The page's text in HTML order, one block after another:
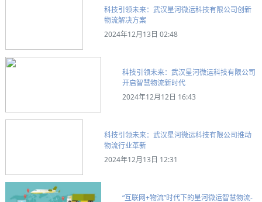
科技引领未来：武汉星河微运科技有限公司创新
物流解决方案
2024年12月13日 02:48
科技引领未来：武汉星河微运科技有限公司
开启智慧物流新时代
2024年12月12日 16:43
科技引领未来：武汉星河微运科技有限公司推动
物流行业革新
2024年12月13日 12:31
“互联网+物流”时代下的星河微运智慧物流-